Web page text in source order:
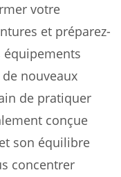
votre
et préparez-
équipements
nouveaux
de pratiquer
conçue
son équilibre
concentrer